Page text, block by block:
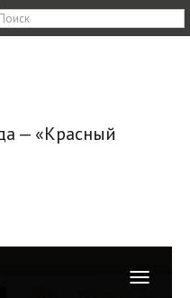
— «Красный